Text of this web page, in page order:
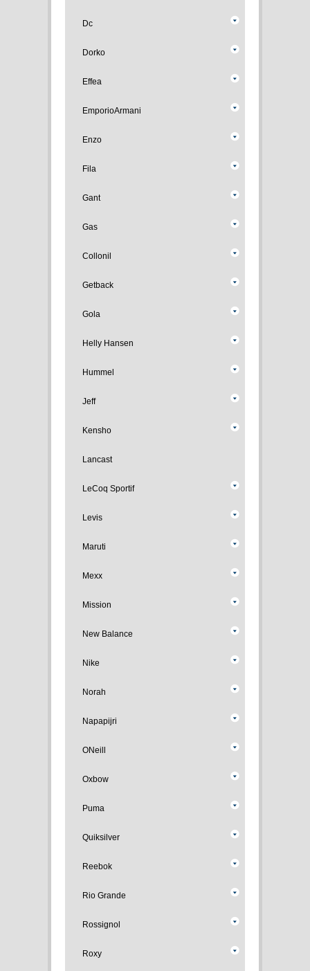
Dc
Dorko
Effea
EmporioArmani
Enzo
Fila
Gant
Gas
Collonil
Getback
Gola
Helly Hansen
Hummel
Jeff
Kensho
Lancast
LeCoq Sportif
Levis
Maruti
Mexx
Mission
New Balance
Nike
Norah
Napapijri
ONeill
Oxbow
Puma
Quiksilver
Reebok
Rio Grande
Rossignol
Roxy